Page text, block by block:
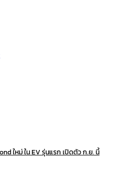
ใหม่ ใน EV รุ่นแรก เปิดตัว ก.ย. นี้